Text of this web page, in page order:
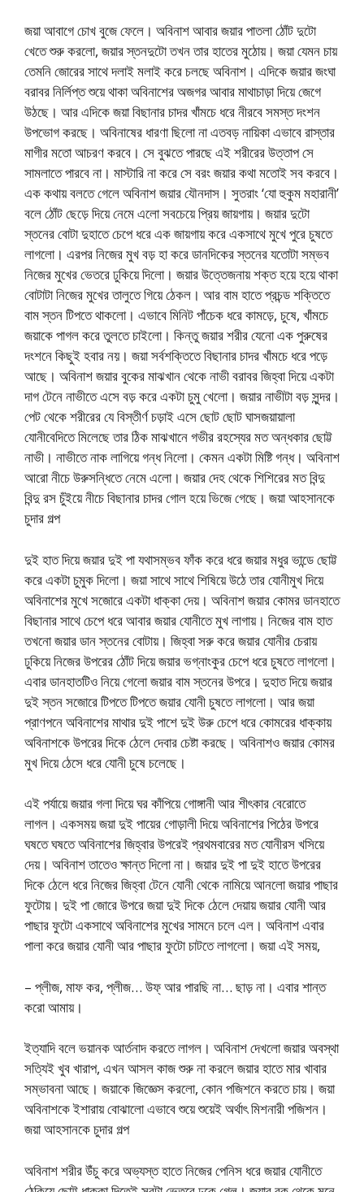
জয়া আবাগে চোখ বুজে ফেলে। অবিনাশ আবার জয়ার পাতলা ঠোঁট দুটো
খেতে শুরু করলো, জয়ার স্তনদুটো তখন তার হাতের মুঠোয়। জয়া যেমন চায়
তেমনি জোরের সাথে দলাই মলাই করে চলছে অবিনাশ। এদিকে জয়ার জংঘা
বরাবর নির্লিপ্ত শুয়ে থাকা অবিনাশের অজগর আবার মাথাচাড়া দিয়ে জেগে
উঠছে। আর এদিকে জয়া বিছানার চাদর খাঁমচে ধরে নীরবে সমস্ত দংশন
উপভোগ করছে। অবিনাষের ধারণা ছিলো না এতবড় নায়িকা এভাবে রাস্তার
মাগীর মতো আচরণ করবে। সে বুঝতে পারছে এই শরীরের উত্তাপ সে
সামলাতে পারবে না। মাস্টারি না করে সে বরং জয়ার কথা মতোই সব করবে।
এক কথায় বলতে গেলে অবিনাশ জয়ার যৌনদাস। সুতরাং ‘যো হুকুম মহারানী’
বলে ঠোঁট ছেড়ে দিয়ে নেমে এলো সবচেয়ে প্রিয় জায়গায়। জয়ার দুটো
স্তনের বোটা দুহাতে চেপে ধরে এক জায়গায় করে একসাথে মুখে পুরে চুষতে
লাগলো। এরপর নিজের মুখ বড় হা করে ডানদিকের স্তনের যতোটা সম্ভব
নিজের মুখের ভেতরে ঢুকিয়ে দিলো। জয়ার উত্তেজনায় শক্ত হয়ে হয়ে থাকা
বোটাটা নিজের মুখের তালুতে গিয়ে ঠেকল। আর বাম হাতে প্রচন্ড শক্তিতে
বাম স্তন টিপতে থাকলো। এভাবে মিনিট পাঁচেক ধরে কামড়ে, চুষে, খাঁমচে
জয়াকে পাগল করে তুলতে চাইলো। কিন্তু জয়ার শরীর যেনো এক পুরুষের
দংশনে কিছুই হবার নয়। জয়া সর্বশক্তিতে বিছানার চাদর খাঁমচে ধরে পড়ে
আছে। অবিনাশ জয়ার বুকের মাঝখান থেকে নাভী বরাবর জিহ্বা দিয়ে একটা
দাগ টেনে নাভীতে এসে বড় করে একটা চুমু খেলো। জয়ার নাভীটা বড় সুন্দর।
পেট থেকে শরীরের যে বিস্তীর্ণ চড়াই এসে ছোট ছোট ঘাসজয়ায়ালা
যোনীবেদিতে মিলেছে তার ঠিক মাঝখানে গভীর রহস্যের মত অন্ধকার ছোট্ট
নাভী। নাভীতে নাক লাগিয়ে গন্ধ নিলো। কেমন একটা মিষ্টি গন্ধ। অবিনাশ
আরো নীচে উরুসন্ধিতে নেমে এলো। জয়ার দেহ থেকে শিশিরের মত বিন্দু
বিন্দু রস চুঁইয়ে নীচে বিছানার চাদর গোল হয়ে ভিজে গেছে। জয়া আহসানকে
চুদার গল্প
দুই হাত দিয়ে জয়ার দুই পা যথাসম্ভব ফাঁক করে ধরে জয়ার মধুর ভান্ডে ছোট্ট
করে একটা চুমুক দিলো। জয়া সাথে সাথে শিষিয়ে উঠে তার যোনীমুখ দিয়ে
অবিনাশের মুখে সজোরে একটা ধাক্কা দেয়। অবিনাশ জয়ার কোমর ডানহাতে
বিছানার সাথে চেপে ধরে আবার জয়ার যোনীতে মুখ লাগায়। নিজের বাম হাত
তখনো জয়ার ডান স্তনের বোটায়। জিহ্বা সরু করে জয়ার যোনীর চেরায়
ঢুকিয়ে নিজের উপরের ঠোঁট দিয়ে জয়ার ভগ্নাংকুর চেপে ধরে চুষতে লাগলো।
এবার ডানহাতটিও নিয়ে গেলো জয়ার বাম স্তনের উপরে। দুহাত দিয়ে জয়ার
দুই স্তন সজোরে টিপতে টিপতে জয়ার যোনী চুষতে লাগলো। আর জয়া
প্রাণপনে অবিনাশের মাথার দুই পাশে দুই উরু চেপে ধরে কোমরের ধাক্কায়
অবিনাশকে উপরের দিকে ঠেলে দেবার চেষ্টা করছে। অবিনাশও জয়ার কোমর
মুখ দিয়ে ঠেসে ধরে যোনী চুষে চলেছে।
এই পর্যায়ে জয়ার গলা দিয়ে ঘর কাঁপিয়ে গোঙ্গানী আর শীৎকার বেরোতে
লাগল। একসময় জয়া দুই পায়ের গোড়ালী দিয়ে অবিনাশের পিঠের উপরে
ঘষতে ঘষতে অবিনাশের জিহ্বার উপরেই প্রথমবারের মত যোনীরস খসিয়ে
দেয়। অবিনাশ তাতেও ক্ষান্ত দিলো না। জয়ার দুই পা দুই হাতে উপরের
দিকে ঠেলে ধরে নিজের জিহ্বা টেনে যোনী থেকে নামিয়ে আনলো জয়ার পাছার
ফুটোয়। দুই পা জোরে উপরে জয়া দুই দিকে ঠেলে দেয়ায় জয়ার যোনী আর
পাছার ফুটো একসাথে অবিনাশের মুখের সামনে চলে এল। অবিনাশ এবার
পালা করে জয়ার যোনী আর পাছার ফুটো চাটতে লাগলো। জয়া এই সময়,
– প্লীজ, মাফ কর, প্লীজ… উফ্ আর পারছি না… ছাড় না। এবার শান্ত
করো আমায়।
ইত্যাদি বলে ভয়ানক আর্তনাদ করতে লাগল। অবিনাশ দেখলো জয়ার অবস্থা
সত্যিই খুব খারাপ, এখন আসল কাজ শুরু না করলে জয়ার হাতে মার খাবার
সম্ভাবনা আছে। জয়াকে জিজ্ঞেস করলো, কোন পজিশনে করতে চায়। জয়া
অবিনাশকে ইশারায় বোঝালো এভাবে শুয়ে শুয়েই অর্থাৎ মিশনারী পজিশন।
জয়া আহসানকে চুদার গল্প
অবিনাশ শরীর উঁচু করে অভ্যস্ত হাতে নিজের পেনিস ধরে জয়ার যোনীতে